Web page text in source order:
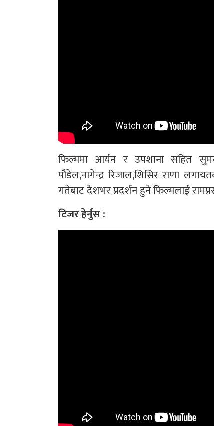
फिल्ममा आर्यन र उपशाना सहित
पौडेल,नागेन्द्र रिजाल,शिसिर राणा
गतेबाट देशभर प्रदर्शन हुने फिल्मलाई
टिजर हेर्नुस :